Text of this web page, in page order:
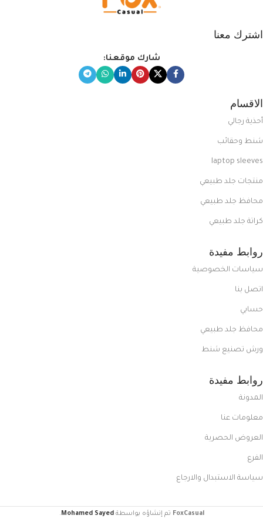
اشترك معنا
شارك موقعنا:
الاقسام
أحذية رجالي
شنط وحقائب
laptop sleeves
منتجات جلد طبيعي
محافظ جلد طبيعي
كراتة جلد طبيعي
روابط مفيدة
سياسات الخصوصية
اتصل بنا
حسابي
محافظ جلد طبيعي
ورش تصنيع شنط
روابط مفيدة
المدونة
معلومات عنا
العروض الحصرية
الفرع
سياسة الاستبدال والارجاع
FoxCasual تم إنشاؤه بواسطةMohamed Sayed
.